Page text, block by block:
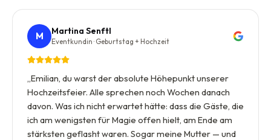
M Martina Senftl
Eventkundin · Geburtstag + Hochzeit
„Emilian, du warst der absolute Höhepunkt unserer
Hochzeitsfeier. Alle sprechen noch Wochen danach
davon. Was ich nicht erwartet hätte: dass die Gäste, die
ich am wenigsten für Magie offen hielt, am Ende am
stärksten geflasht waren. Sogar meine Mutter — und